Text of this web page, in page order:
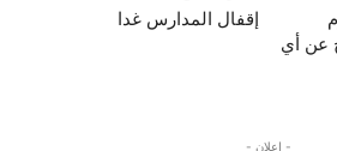
إقفال المدارس غدا
عن أي
- إعلان -